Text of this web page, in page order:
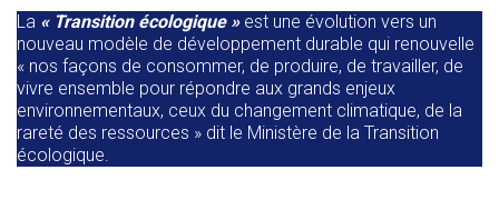
La « Transition écologique » est une évolution vers un
nouveau modèle de développement durable qui renouvelle
« nos façons de consommer, de produire, de travailler, de
vivre ensemble pour répondre aux grands enjeux
environnementaux, ceux du changement climatique, de la
rareté des ressources » dit le Ministère de la Transition
écologique.